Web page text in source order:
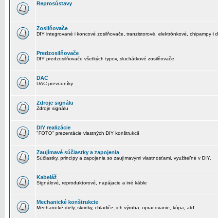
Reprosústavy
Zosilňovače
DIY integrované i koncové zosilňovače, tranzistorové, elektrónkové, chipampy i
Predzosilňovače
DIY predzosilňovače všetkých typov, sluchátkové zosilňovače
DAC
DAC prevodníky
Zdroje signálu
Zdroje signálu
DIY realizácie
"FOTO" prezentácie vlastných DIY konštrukcií
Zaujímavé súčiastky a zapojenia
Súčiastky, princípy a zapojenia so zaujímavými vlastnosťami, využiteľné v DIY.
Kabeláž
Signálové, reproduktorové, napájacie a iné káble
Mechanické konštrukcie
Mechanické diely, skrinky, chladiče, ich výroba, opracovanie, kúpa, atď ...